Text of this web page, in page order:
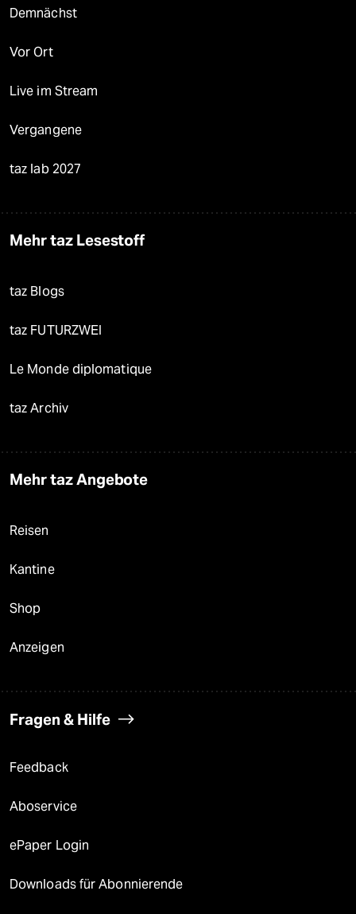
Demnächst
Vor Ort
Live im Stream
Vergangene
taz lab 2027
Mehr taz Lesestoff
taz Blogs
taz FUTURZWEI
Le Monde diplomatique
taz Archiv
Mehr taz Angebote
Reisen
Kantine
Shop
Anzeigen
Fragen & Hilfe
Feedback
Aboservice
ePaper Login
Downloads für Abonnierende